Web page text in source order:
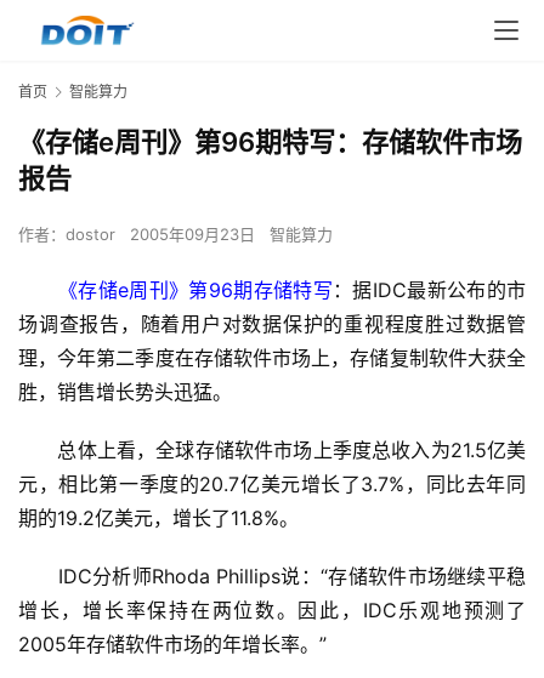
首页 智能算力
《存储e周刊》第96期特写：存储软件市场
报告
作者： dostor 2005年09月23日 智能算力
《存储e周刊》第96期存储特写 ：据IDC最新公布的市
场调查报告，随着用户对数据保护的重视程度胜过数据管
理，今年第二季度在存储软件市场上，存储复制软件大获全
胜，销售增长势头迅猛。
总体上看，全球存储软件市场上季度总收入为21.5亿美
元，相比第一季度的20.7亿美元增长了3.7%，同比去年同
期的19.2亿美元，增长了11.8%。
IDC分析师Rhoda Phillips说：“存储软件市场继续平稳
增长，增长率保持在两位数。因此，IDC乐观地预测了
2005年存储软件市场的年增长率。”